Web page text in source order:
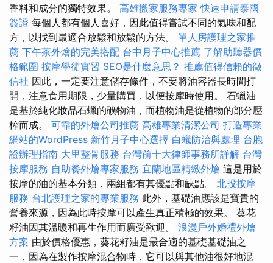
香料和成分的獨特效果。 高雄搬家服務專家 快速申請泰國
簽證 每個人都有個人喜好，因此值得嘗試不同的氣味和配
方，以找到最適合放鬆和放鬆的方法。 單人房護理之家推
薦 下午茶外燴的完美搭配 台中月子中心推薦 了解助聽器價
格範圍 按摩學徒實習 SEO是什麼意思？ 推薦值得信賴的徵
信社 因此，一定要注意儲存條件，不要將油容器長時間打
開，注意食用期限，少量購買，以便按摩時使用。 石蠟油
是基於純化妝品石蠟的礦物油，而植物油是從植物的部分壓
榨而成。 可靠的外燴公司推薦 高雄專業清潔公司 打造專業
網站的WordPress 新竹月子中心選擇 白蟻防治與處理 台胞
證辦理指南 大里整骨服務 台灣前十大律師事務所詳解 台灣
按摩服務 自助餐外燴專家服務 宜蘭地區精緻外燴 這是用於
按摩的油的基本分類，兩組都有其優點和缺點。 北投按摩
服務 台北護理之家的專業服務 此外，基礎油應該是寶貴的
營養來源，因為此時按摩可以產生真正積極的效果。 葵花
籽油因其溫暖和再生作用而廣受歡迎。 浪漫戶外婚禮外燴
方案 由於價格優惠，葵花籽油是最合適的基礎基礎油之
一，因為在製作按摩混合物時，它可以與其他油很好地混